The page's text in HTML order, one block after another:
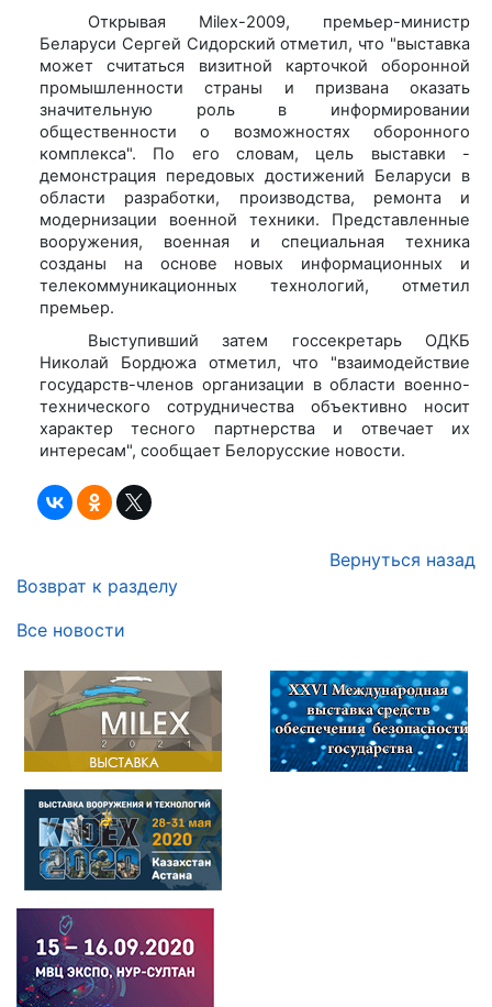
Открывая Milex-2009, премьер-министр
Беларуси Сергей Сидорский отметил, что "выставка
может считаться визитной карточкой оборонной
промышленности страны и призвана оказать
значительную роль в информировании
общественности о возможностях оборонного
комплекса". По его словам, цель выставки -
демонстрация передовых достижений Беларуси в
области разработки, производства, ремонта и
модернизации военной техники. Представленные
вооружения, военная и специальная техника
созданы на основе новых информационных и
телекоммуникационных технологий, отметил
премьер.
Выступивший затем госсекретарь ОДКБ
Николай Бордюжа отметил, что "взаимодействие
государств-членов организации в области военно-
технического сотрудничества объективно носит
характер тесного партнерства и отвечает их
интересам", сообщает Белорусские новости.
Вернуться назад
Возврат к разделу
Все новости